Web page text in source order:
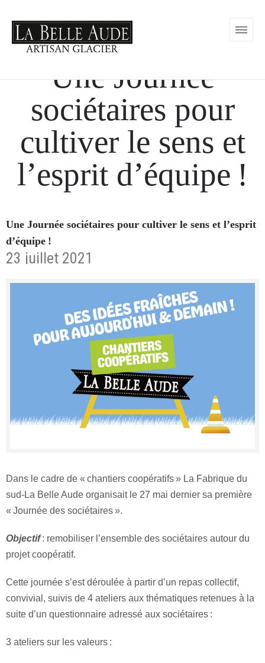
Une Journée
sociétaires pour
cultiver le sens et
l’esprit d’équipe !
Une Journée sociétaires pour cultiver le sens et l’esprit
d’équipe !
23 juillet 2021
Dans le cadre de « chantiers coopératifs » La Fabrique du
sud-La Belle Aude organisait le 27 mai dernier sa première
« Journée des sociétaires ».
Objectif: remobiliser l’ensemble des sociétaires autour du
projet coopératif.
Cette journée s’est déroulée à partir d’un repas collectif,
convivial, suivis de 4 ateliers aux thématiques retenues à la
suite d’un questionnaire adressé aux sociétaires :
3 ateliers sur les valeurs :